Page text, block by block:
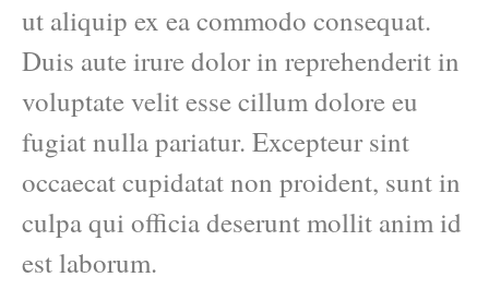
ut aliquip ex ea commodo consequat.
Duis aute irure dolor in reprehenderit in
voluptate velit esse cillum dolore eu
fugiat nulla pariatur. Excepteur sint
occaecat cupidatat non proident, sunt in
culpa qui officia deserunt mollit anim id
est laborum.